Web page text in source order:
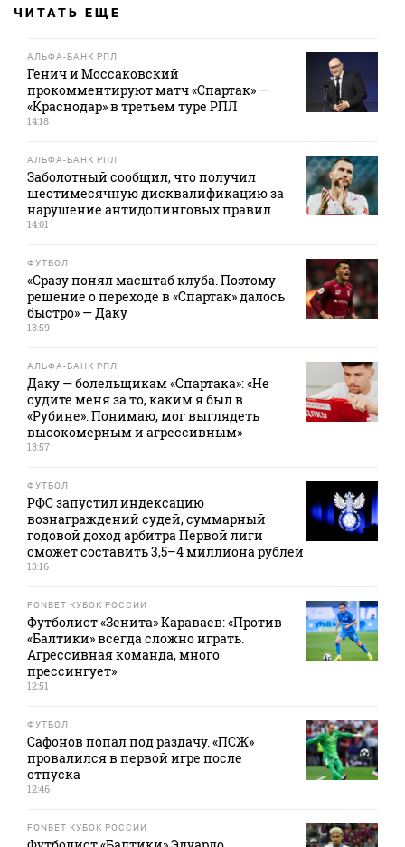
ЧИТАТЬ ЕЩЕ
АЛЬФА-БАНК РПЛ
Генич и Моссаковский
прокомментируют матч «Спартак» —
«Краснодар» в третьем туре РПЛ
14:18
АЛЬФА-БАНК РПЛ
Заболотный сообщил, что получил
шестимесячную дисквалификацию за
нарушение антидопинговых правил
14:01
ФУТБОЛ
«Сразу понял масштаб клуба. Поэтому
решение о переходе в «Спартак» далось
быстро» — Даку
13:59
АЛЬФА-БАНК РПЛ
Даку — болельщикам «Спартака»: «Не
судите меня за то, каким я был в
«Рубине». Понимаю, мог выглядеть
высокомерным и агрессивным»
13:57
ФУТБОЛ
РФС запустил индексацию
вознаграждений судей, суммарный
годовой доход арбитра Первой лиги
сможет составить 3,5–4 миллиона рублей
13:16
FONBET КУБОК РОССИИ
Футболист «Зенита» Караваев: «Против
«Балтики» всегда сложно играть.
Агрессивная команда, много
прессингует»
12:51
ФУТБОЛ
Сафонов попал под раздачу. «ПСЖ»
провалился в первой игре после
отпуска
12:46
FONBET КУБОК РОССИИ